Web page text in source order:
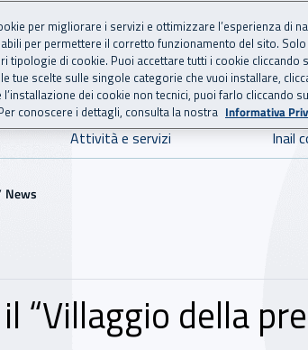
Nazionale
principale
Attività e servizi Inail
in:
News
“Villaggio della
per migliorare i servizi e ottimizzare l’esperienza di
per permettere il corretto funzionamento del sito.
di cookie. Puoi accettare tutti i cookie cliccando
tue scelte sulle singole categorie che vuoi installare,
dei cookie non tecnici, puoi farlo cliccando sul
conoscere i dettagli, consulta la nostra Informativa